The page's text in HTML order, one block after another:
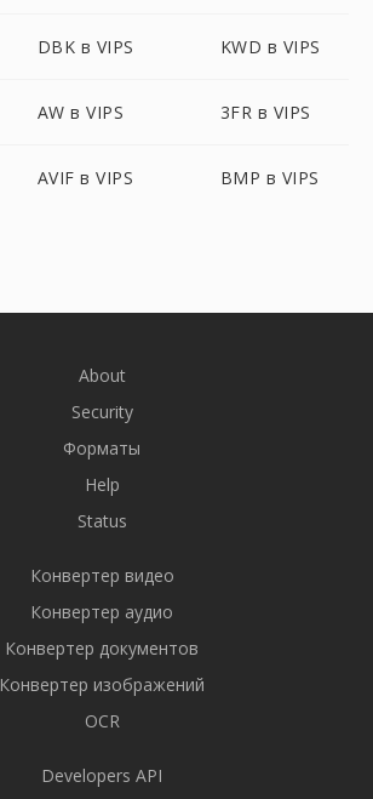
DBK в VIPS KWD в VIPS
AW в VIPS 3FR в VIPS
AVIF в VIPS BMP в VIPS
About
Security
Форматы
Help
Status
Конвертер видео
Конвертер аудио
Конвертер документов
Конвертер изображений
OCR
Developers API